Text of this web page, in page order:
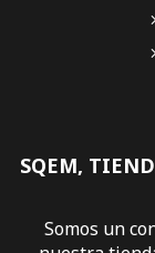
SQEM,
Somos un